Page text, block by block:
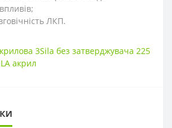
ЛКП.
3Sila без затверджувача 225
акрил